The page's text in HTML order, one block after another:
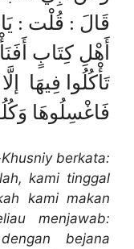
قَالَ : قُلْت :
أَهْلِ كِتَابٍ
تَأْكُلُوا فِيهَا
فَاغْسِلُوهَا
berkata:
kami tinggal
kami makan
menjawab:
bejana